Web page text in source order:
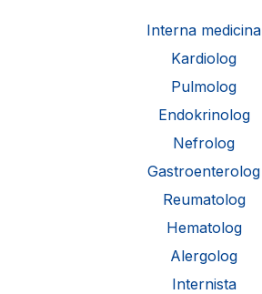
Interna medicina
Kardiolog
Pulmolog
Endokrinolog
Nefrolog
Gastroenterolog
Reumatolog
Hematolog
Alergolog
Internista